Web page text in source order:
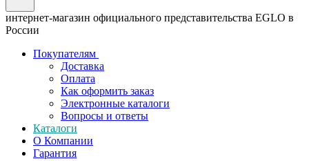
интернет-магазин официального представительства EGLO в
России
Покупателям
Доставка
Оплата
Как оформить заказ
Электронные каталоги
Вопросы и ответы
Каталоги
О Компании
Гарантия